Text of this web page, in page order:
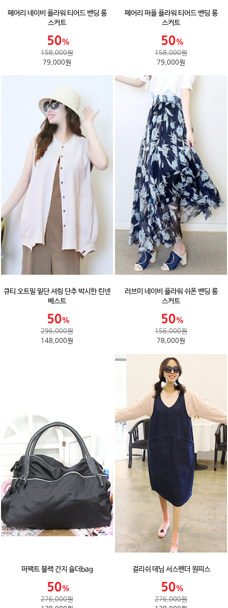
페어리 네이비 플라워 티어드 밴딩 롱
스커트
158,000원
79,000원
페어리 퍼플 플라워 티어드 밴딩 롱
스커트
158,000원
79,000원
큐티 오트밀 밑단 셔링 단추 박시한 린넨
베스트
296,000원
148,000원
러브미 네이비 플라워 쉬폰 밴딩 롱
스커트
156,000원
78,000원
퍼팩트 블랙 간지 숄더bag
276,000원
걸리쉬 데님 서스펜더 원피스
276,000원